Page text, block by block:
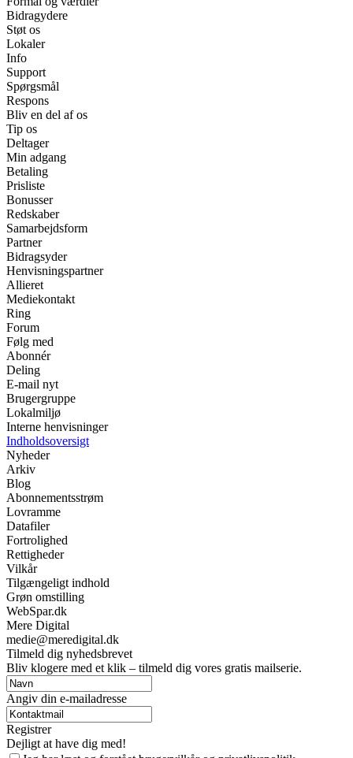
Bidragydere
Støt os
Lokaler
Info
Support
Spørgsmål
Respons
Bliv en del af os
Tip os
Deltager
Min adgang
Betaling
Prisliste
Bonusser
Redskaber
Samarbejdsform
Partner
Bidragsyder
Henvisningspartner
Allieret
Mediekontakt
Ring
Forum
Følg med
Abonnér
Deling
E-mail nyt
Brugergruppe
Lokalmiljø
Interne henvisninger
Indholdsoversigt
Nyheder
Arkiv
Blog
Abonnementsstrøm
Lovramme
Datafiler
Fortrolighed
Rettigheder
Vilkår
Tilgængeligt indhold
Grøn omstilling
WebSpar.dk
Mere Digital
medie@meredigital.dk
Tilmeld dig nyhedsbrevet
Bliv klogere med et klik – tilmeld dig vores gratis mailserie.
Angiv din e-mailadresse
Registrer
Dejligt at have dig med!